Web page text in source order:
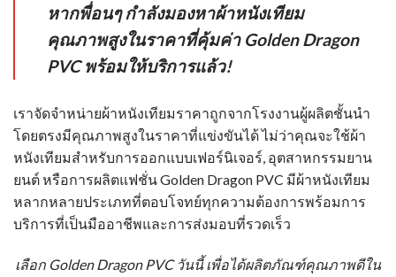
หากพื่อนๆ กำลังมองหาผ้าหนังเทียม
คุณภาพสูงในราคาที่คุ้มค่า Golden Dragon
PVC พร้อมให้บริการแล้ว!
เราจัดจำหน่ายผ้าหนังเทียมราคาถูกจากโรงงานผู้ผลิตชั้นนำ
โดยตรงมีคุณภาพสูงในราคาที่แข่งขันได้ ไม่ว่าคุณจะใช้ผ้า
หนังเทียมสำหรับการออกแบบเฟอร์นิเจอร์, อุตสาหกรรมยาน
ยนต์ หรือการผลิตแฟชั่น Golden Dragon PVC มีผ้าหนังเทียม
หลากหลายประเภทที่ตอบโจทย์ทุกความต้องการพร้อมการ
บริการที่เป็นมืออาชีพและการส่งมอบที่รวดเร็ว
เลือก Golden Dragon PVC วันนี้ เพื่อได้ผลิตภัณฑ์คุณภาพดีใน